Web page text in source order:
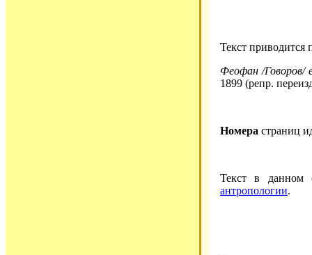
Текст приводится
Феофан /Говоров/
1899 (репр.
Номера страниц
Текст в
антропологии.